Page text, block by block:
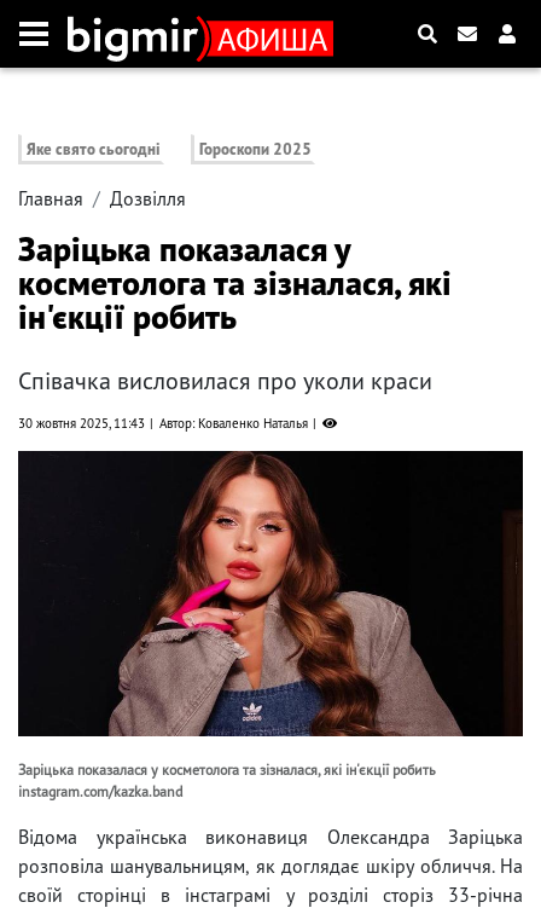
Яке свято сьогодні Гороскопи 2025
Главная Дозвілля
Заріцька показалася у
косметолога та зізналася, які
ін'єкції робить
Співачка висловилася про уколи краси
30 жовтня 2025, 11:43 Автор: Коваленко Наталья
Заріцька показалася у косметолога та зізналася, які ін'єкції робить
instagram.com/kazka.band
Відома українська виконавиця Олександра Заріцька
розповіла шанувальницям, як доглядає шкіру обличчя. На
своїй сторінці в інстаграмі у розділі сторіз 33-річна